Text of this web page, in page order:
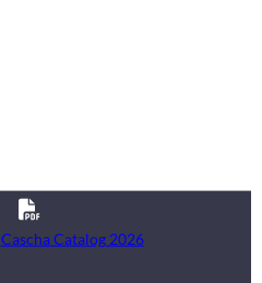
Cascha Catalog 2026